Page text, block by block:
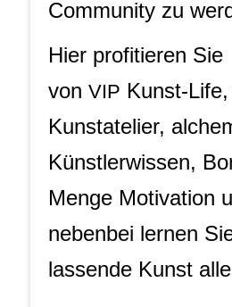
Com­mu­ni­ty zu
Hier pro­fi­tie­ren Sie
von VIP Kunst-
Kunst­ate­lier,
Künst­ler­wis­sen,
Men­ge Moti­va­ti­on
neben­bei ler­nen
las­sen­de Kunst